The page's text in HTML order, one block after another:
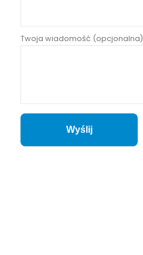
Twoja wiadomość (opcjonalna)